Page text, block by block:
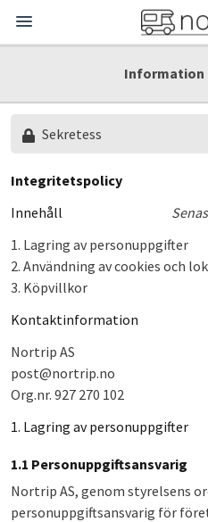
Information
Sekretess
Integritetspolicy
Innehåll
1. Lagring av personuppgifter
2. Användning av cookies och
3. Köpvillkor
Kontaktinformation
Nortrip AS
post@nortrip.no
Org.nr. 927 270 102
1. Lagring av personuppgifter
1.1 Personuppgiftsansvarig
Nortrip AS, genom styrelsens
personuppgiftsansvarig för